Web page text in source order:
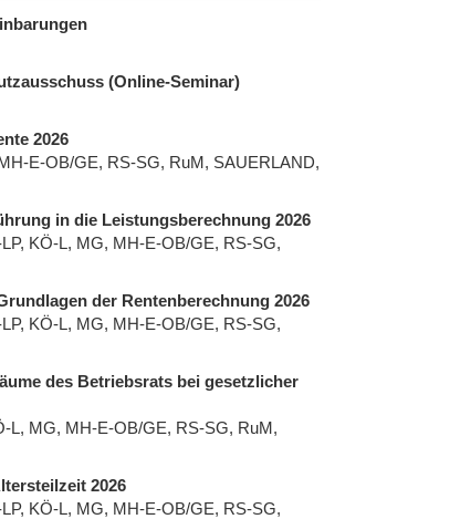
(Online-Seminar)
2026
E-OB/GE, RS-SG, RuM, SAUERLAND,
in die Leistungsberechnung 2026
KÖ-L, MG, MH-E-OB/GE, RS-SG,
der Rentenberechnung 2026
KÖ-L, MG, MH-E-OB/GE, RS-SG,
des Betriebsrats bei gesetzlicher
L, MG, MH-E-OB/GE, RS-SG, RuM,
2026
KÖ-L, MG, MH-E-OB/GE, RS-SG,